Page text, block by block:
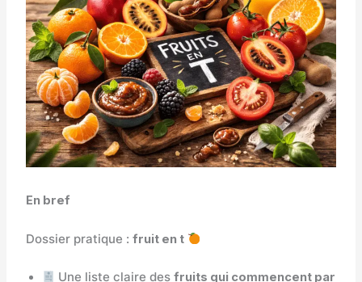
En bref
Dossier pratique : fruit en t
Une liste claire desfruits qui commencent par